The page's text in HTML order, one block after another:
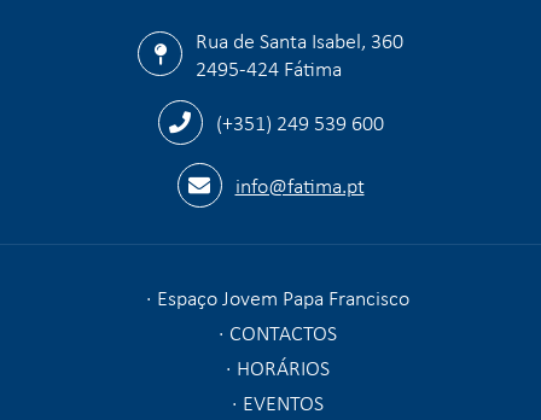
Rua de Santa Isabel, 360
2495-424 Fátima
(+351) 249 539 600
info@fatima.pt
Espaço Jovem Papa Francisco
CONTACTOS
HORÁRIOS
EVENTOS